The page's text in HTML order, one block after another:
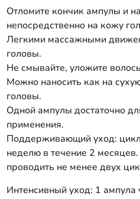
Отломите кончик ампулы и
непосредственно на кожу
Легкими массажными
головы.
Не смывайте, уложите
Можно наносить как на
головы.
Одной ампулы достаточно
применения.
Поддерживающий уход: цикл
неделю в течение 2
проводить не менее двух
Интенсивный уход: 1 ампула